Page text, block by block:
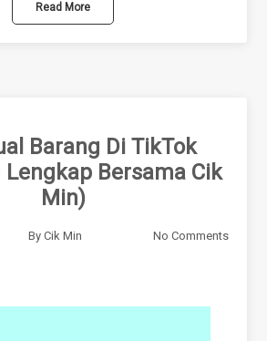
Read More
Barang Di TikTok
Lengkap Bersama Cik
Min)
By Cik Min No Comments